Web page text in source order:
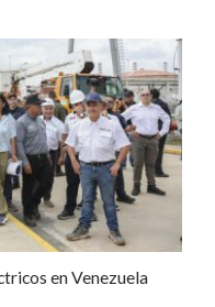
en Venezuela